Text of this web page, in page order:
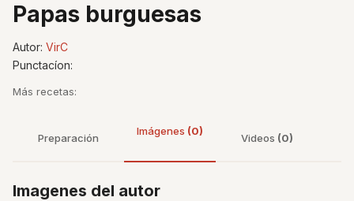
Papas burguesas
Autor: VirC
Punctacíon:
Más recetas:
Preparación
Imágenes (0)
Videos (0)
Imagenes del autor